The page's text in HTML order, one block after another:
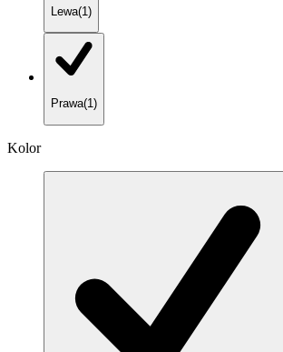
Lewa(1)
Prawa(1)
Kolor